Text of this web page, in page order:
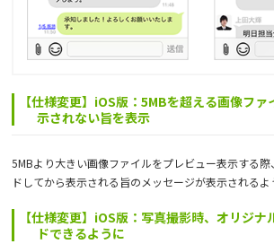
【仕様変更】iOS版：5MBを超える画像フ
示されない旨を表示
5MBより大きい画像ファイルをプレビュー表示する
ドしてから表示される旨のメッセージが表示されるよ
【仕様変更】iOS版：写真撮影時、オリジ
ドできるように